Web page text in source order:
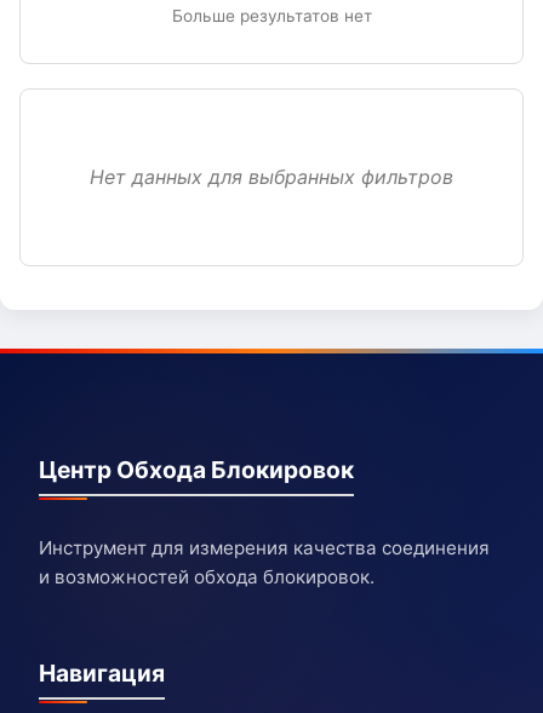
Больше результатов нет
Нет данных для выбранных фильтров
Центр Обхода Блокировок
Инструмент для измерения качества соединения
и возможностей обхода блокировок.
Навигация